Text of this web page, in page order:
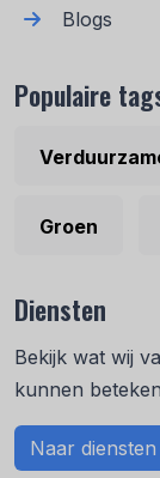
Blogs
Populaire
Groen
Diensten
Bekijk wat wij
kunnen
Naar diensten